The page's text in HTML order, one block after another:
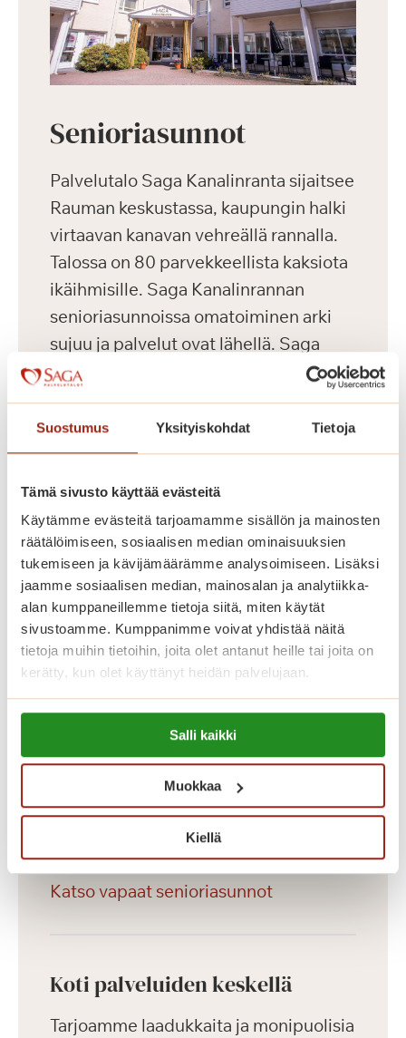
Suostumus Yksityiskohdat Tietoja
Tämä sivusto käyttää evästeitä
Käytämme evästeitä tarjoamamme sisällön ja mainosten
räätälöimiseen, sosiaalisen median ominaisuuksien
tukemiseen ja kävijämäärämme analysoimiseen. Lisäksi
jaamme sosiaalisen median, mainosalan ja analytiikka-
alan kumppaneillemme tietoja siitä, miten käytät
sivustoamme. Kumppanimme voivat yhdistää näitä
tietoja muihin tietoihin, joita olet antanut heille tai joita on
kerätty, kun olet käyttänyt heidän palvelujaan.
Lue lisää evästeistä:
https://sagacare.fi/evasteet/
Salli kaikki
Muokkaa
Kiellä
Senioriasunnot
Palvelutalo Saga Kanalinranta sijaitsee
Rauman keskustassa, kaupungin halki
virtaavan kanavan vehreällä rannalla.
Talossa on 80 parvekkeellista kaksiota
ikäihmisille. Saga Kanalinrannan
senioriasunnoissa omatoiminen arki
sujuu ja palvelut ovat lähellä. Saga
Kanalinrannan hyvin varustellut ja
esteettömät senioriasunnot on
suunniteltu ja rakennettu Saga-
palvelutalojen korkeiden
sisustaa kotisi mielesi mukaan omilla
huonekaluillasi. Kauniisti sisustetuissa
yleistiloissa asukkaidemme käytössä
ovat kirjasto, ravintola, kahvila,
saunaosasto ja upea talvipuutarha.
Asuntojen asumiskuluun sisältyy
asunnon vuokra sekä yhteiset tilat.
Asuntojen vesimaksu on 27 euroa
kuukaudessa ja sähkö laskutetaan
kulutuksen perusteella. Halutessaan
asukas voi vuokrata autopaikan
hintaan 23 euroa kuukaudessa.
Katso vapaat senioriasunnot
Koti palveluiden keskellä
Tarjoamme laadukkaita ja monipuolisia